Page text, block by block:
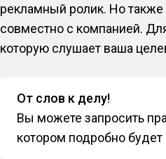
рекламный ролик. Но
совместно с компанией.
которую слушает ваша
От слов к делу!
Вы можете запросить
котором подробно